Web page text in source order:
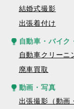
結婚式撮影
出張着付け
自動車・バイク
自動車クリーニ
廃車買取
動画・写真
出張撮影（動画